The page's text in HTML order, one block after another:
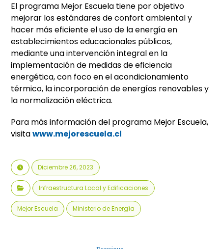
El programa Mejor Escuela tiene por objetivo
mejorar los estándares de confort ambiental y
hacer más eficiente el uso de la energía en
establecimientos educacionales públicos,
mediante una intervención integral en la
implementación de medidas de eficiencia
energética, con foco en el acondicionamiento
térmico, la incorporación de energías renovables y
la normalización eléctrica.
Para más información del programa Mejor Escuela,
visitawww.mejorescuela.cl
Diciembre 26, 2023
Infraestructura Local y Edificaciones
Mejor Escuela Ministerio de Energía